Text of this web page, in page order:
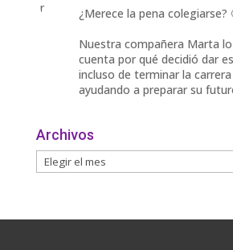
r
¿Merece la pena colegiarse?
Nuestra compañera Marta
cuenta por qué decidió dar
incluso de terminar la
ayudando a preparar su
🤝 Contacto con
💼
Archivos